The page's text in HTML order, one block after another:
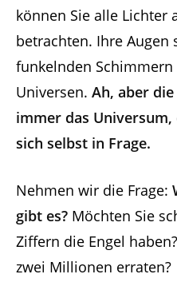
können Sie alle Lichter
betrachten. Ihre Augen
funkelnden Schimmern
Universen. Ah, aber
immer das
sich selbst in Frage.
Nehmen wir die Frage:
gibt es? Möchten Sie
Ziffern die Engel
zwei Millionen erraten?